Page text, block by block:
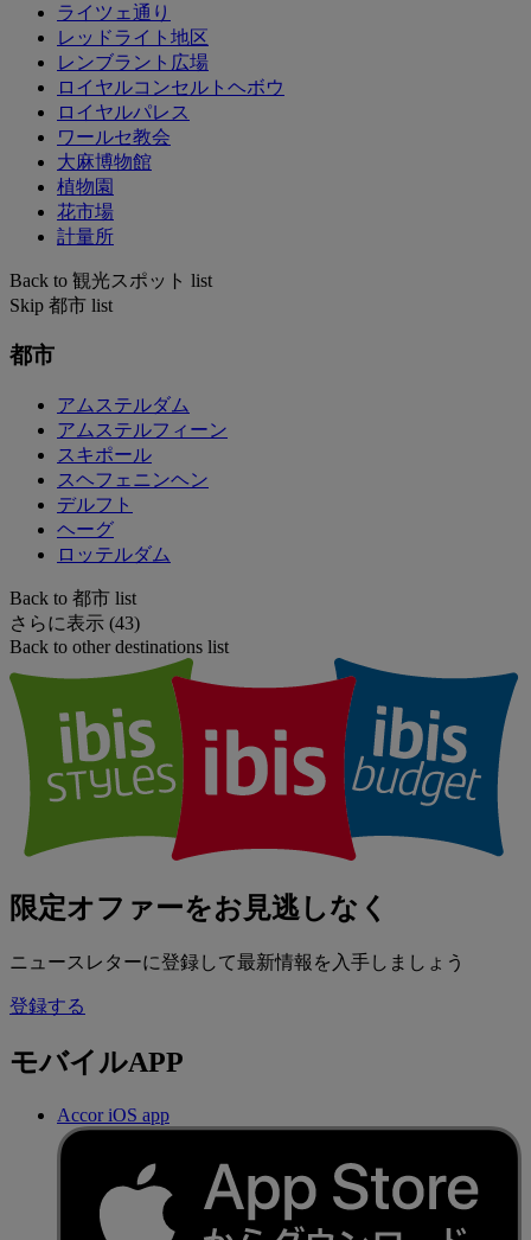
ライツェ通り
レッドライト地区
レンブラント広場
ロイヤルコンセルトヘボウ
ロイヤルパレス
ワールセ教会
大麻博物館
植物園
花市場
計量所
Back to 観光スポット list
Skip 都市 list
都市
アムステルダム
アムステルフィーン
スキポール
スヘフェニンヘン
デルフト
ヘーグ
ロッテルダム
Back to 都市 list
さらに表示 (43)
Back to other destinations list
限定オファーをお見逃しなく
ニュースレターに登録して最新情報を入手しましょう
登録する
モバイルAPP
Accor iOS app